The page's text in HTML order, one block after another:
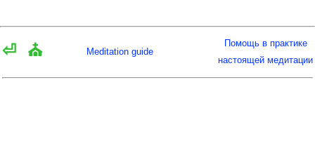
⏎ ⛪ Meditation guide
Помощь в практике
настоящей медитации